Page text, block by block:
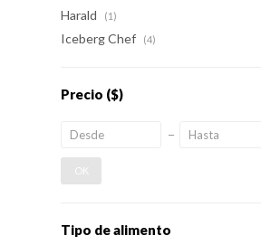
Harald (1)
Iceberg Chef (4)
Precio ($)
OK
Tipo de alimento